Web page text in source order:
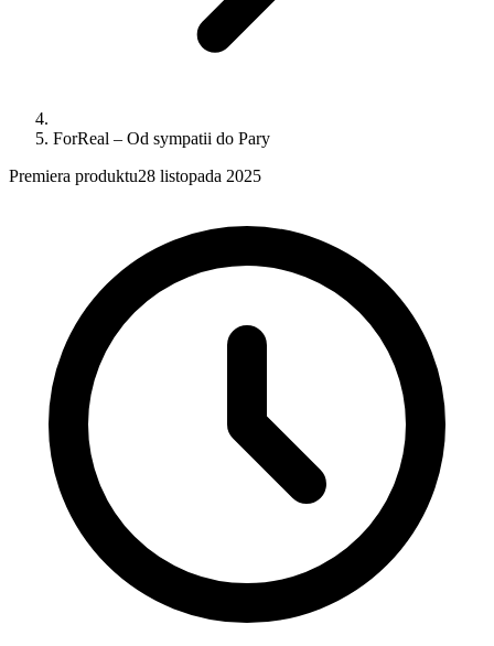
ForReal – Od sympatii do Pary
Premiera produktu28 listopada 2025